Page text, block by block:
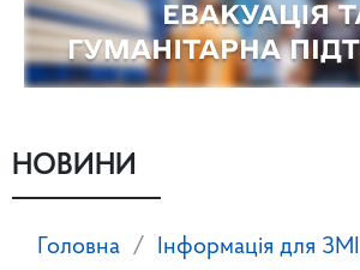
НОВИНИ
Головна Інформація для ЗМІ